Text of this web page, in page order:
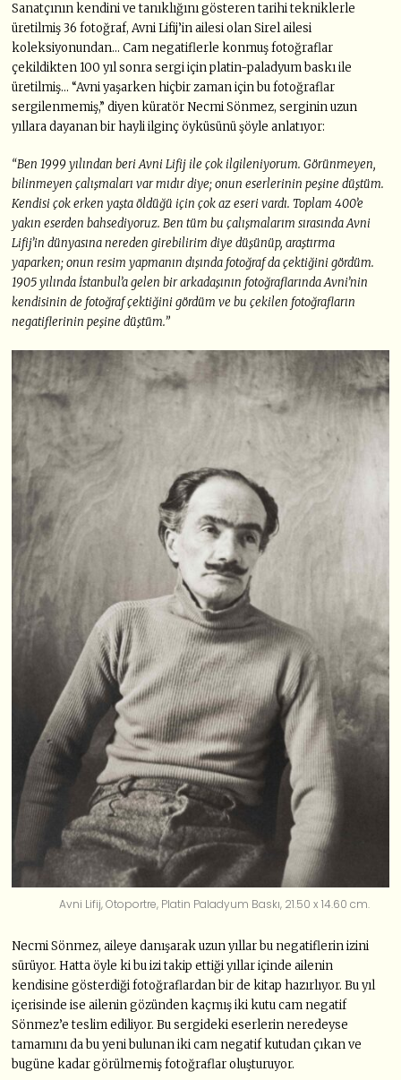
Sanatçının kendini ve tanıklığını gösteren tarihi tekniklerle
üretilmiş 36 fotoğraf, Avni Lifij’in ailesi olan Sirel ailesi
koleksiyonundan… Cam negatiflerle konmuş fotoğraflar
çekildikten 100 yıl sonra sergi için platin-paladyum baskı ile
üretilmiş… “Avni yaşarken hiçbir zaman için bu fotoğraflar
sergilenmemiş,” diyen küratör Necmi Sönmez, serginin uzun
yıllara dayanan bir hayli ilginç öyküsünü şöyle anlatıyor:
“Ben 1999 yılından beri Avni Lifij ile çok ilgileniyorum. Görünmeyen,
bilinmeyen çalışmaları var mıdır diye; onun eserlerinin peşine düştüm.
Kendisi çok erken yaşta öldüğü için çok az eseri vardı. Toplam 400’e
yakın eserden bahsediyoruz. Ben tüm bu çalışmalarım sırasında Avni
Lifij’in dünyasına nereden girebilirim diye düşünüp, araştırma
yaparken; onun resim yapmanın dışında fotoğraf da çektiğini gördüm.
1905 yılında İstanbul’a gelen bir arkadaşının fotoğraflarında Avni’nin
kendisinin de fotoğraf çektiğini gördüm ve bu çekilen fotoğrafların
negatiflerinin peşine düştüm.”
Avni Lifij, Otoportre, Platin Paladyum Baskı, 21.50 x 14.60 cm.
Necmi Sönmez, aileye danışarak uzun yıllar bu negatiflerin izini
sürüyor. Hatta öyle ki bu izi takip ettiği yıllar içinde ailenin
kendisine gösterdiği fotoğraflardan bir de kitap hazırlıyor. Bu yıl
içerisinde ise ailenin gözünden kaçmış iki kutu cam negatif
Sönmez’e teslim ediliyor. Bu sergideki eserlerin neredeyse
tamamını da bu yeni bulunan iki cam negatif kutudan çıkan ve
bugüne kadar görülmemiş fotoğraflar oluşturuyor.